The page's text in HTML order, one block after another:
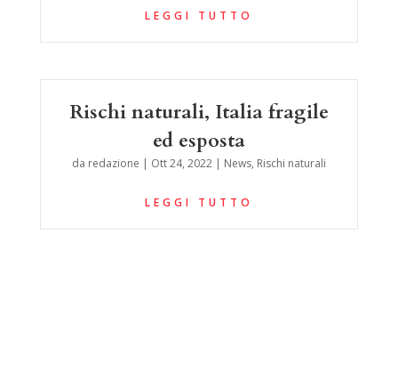
LEGGI TUTTO
Rischi naturali, Italia fragile
ed esposta
da redazione | Ott 24, 2022| News, Rischi naturali
LEGGI TUTTO